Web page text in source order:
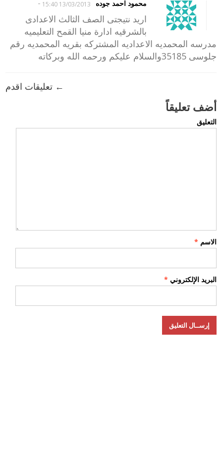
محمود احمد جوده 13/03/2013 15:40
-
اريد نتيجتى الصف الثالث الاعدادى
بالشرقيه ادارة منيا القمح التعليميه
مدرسه المحمديه الاعداديه المشتركه بقريه المحمديه رقم
جلوسى 35185والسلام عليكم ورحمه الله وبركاته
← تعليقات اقدم
أضف تعليقاً
التعليق
الاسم *
البريد الإلكتروني *